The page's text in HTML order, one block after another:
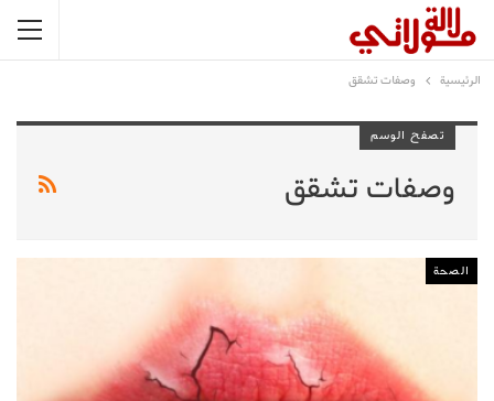
الرئيسية وصفات تشقق
تصفح الوسم
وصفات تشقق
الصحة